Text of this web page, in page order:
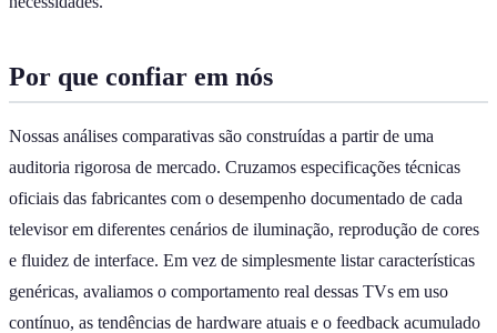
Por que confiar em nós
Nossas análises comparativas são construídas a partir de uma
auditoria rigorosa de mercado. Cruzamos especificações técnicas
oficiais das fabricantes com o desempenho documentado de cada
televisor em diferentes cenários de iluminação, reprodução de cores
e fluidez de interface. Em vez de simplesmente listar características
genéricas, avaliamos o comportamento real dessas TVs em uso
contínuo, as tendências de hardware atuais e o feedback acumulado